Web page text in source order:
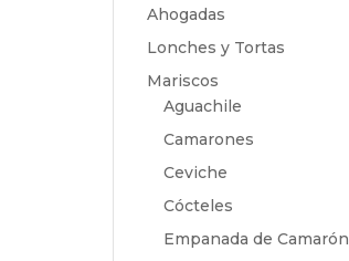
Ahogadas
Lonches y Tortas
Mariscos
Aguachile
Camarones
Ceviche
Cócteles
Empanada de Camarón